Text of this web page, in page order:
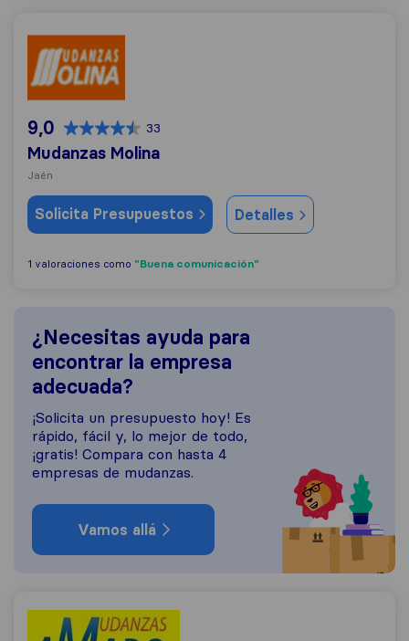
Mudanzas Molina
9,0 33
Mudanzas Molina
Jaén
Solicita Presupuestos Detalles
1 valoraciones como "Buena comunicación"
¿Necesitas ayuda para
encontrar la empresa
adecuada?
¡Solicita un presupuesto hoy! Es
rápido, fácil y, lo mejor de todo,
¡gratis! Compara con hasta 4
empresas de mudanzas.
Vamos allá
Mudanzas en Jaén y Guardamuebles La Seda